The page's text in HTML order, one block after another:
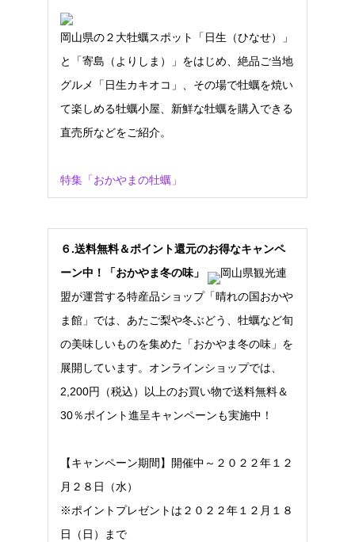
岡山県の２大牡蠣スポット「日生（ひなせ）」
と「寄島（よりしま）」をはじめ、絶品ご当地
グルメ「日生カキオコ」、その場で牡蠣を焼い
て楽しめる牡蠣小屋、新鮮な牡蠣を購入できる
直売所などをご紹介。
特集「おかやまの牡蠣」
６.送料無料＆ポイント還元のお得なキャンペ
ーン中！「おかやま冬の味」
岡山県観光連
盟が運営する特産品ショップ「晴れの国おかや
ま館」では、あたご梨や冬ぶどう、牡蠣など旬
の美味しいものを集めた「おかやま冬の味」を
展開しています。オンラインショップでは、
2,200円（税込）以上のお買い物で送料無料＆
30％ポイント進呈キャンペーンも実施中！
【キャンペーン期間】開催中～２０２２年１２
月２８日（水）
※ポイントプレゼントは２０２２年１２月１８
日（日）まで